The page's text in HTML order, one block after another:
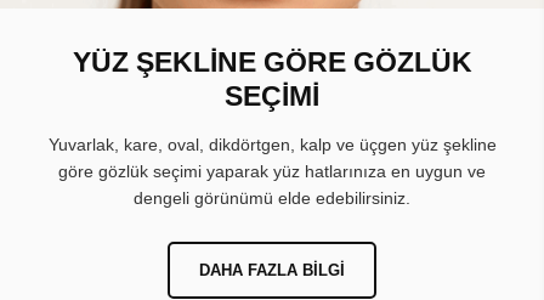
YÜZ ŞEKLİNE GÖRE GÖZLÜK
SEÇİMİ
Yuvarlak, kare, oval, dikdörtgen, kalp ve üçgen yüz şekline
göre gözlük seçimi yaparak yüz hatlarınıza en uygun ve
dengeli görünümü elde edebilirsiniz.
DAHA FAZLA BILGI